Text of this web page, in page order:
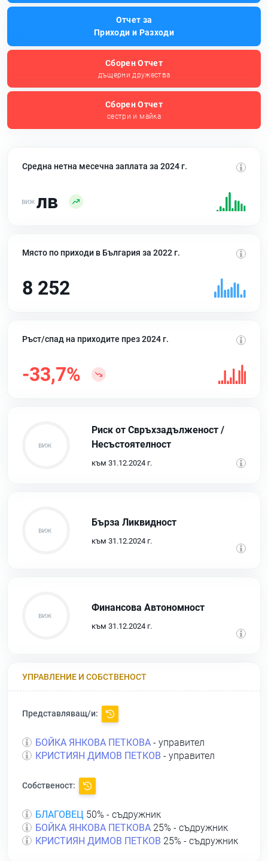
Отчет за
Приходи и Разходи
Сборен Отчет
дъщерни дружества
Сборен Отчет
сестри и майка
Средна нетна месечна заплата за 2024 г.
лв
Място по приходи в България за 2022 г.
8 252
Ръст/спад на приходите през 2024 г.
-33,7%
Риск от Свръхзадълженост /
Несъстоятелност
към 31.12.2024 г.
Бърза Ликвидност
към 31.12.2024 г.
Финансова Автономност
към 31.12.2024 г.
УПРАВЛЕНИЕ И СОБСТВЕНОСТ
Представляващ/и:
БОЙКА ЯНКОВА ПЕТКОВА - управител
КРИСТИЯН ДИМОВ ПЕТКОВ - управител
Собственост:
БЛАГОВЕЦ 50% - съдружник
БОЙКА ЯНКОВА ПЕТКОВА 25% - съдружник
КРИСТИЯН ДИМОВ ПЕТКОВ 25% - съдружник